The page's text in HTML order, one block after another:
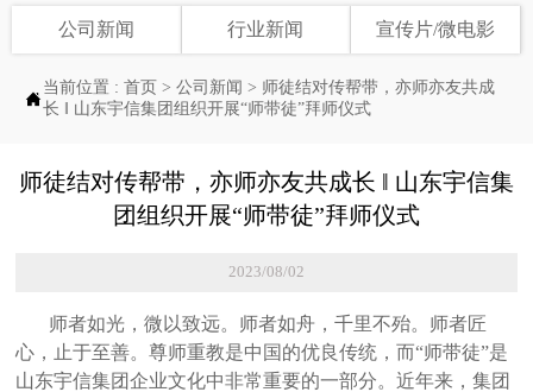
公司新闻 行业新闻 宣传片/微电影

当前位置 : 首页 > 公司新闻 > 师徒结对传帮带，亦师亦友共成
长 ‖ 山东宇信集团组织开展“师带徒”拜师仪式
师徒结对传帮带，亦师亦友共成长 ‖ 山东宇信集
团组织开展“师带徒”拜师仪式
2023/08/02
师者如光，微以致远。师者如舟，千里不殆。师者匠
心，止于至善。尊师重教是中国的优良传统，而“师带徒”是
山东宇信集团企业文化中非常重要的一部分。近年来，集团